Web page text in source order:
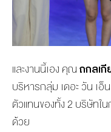
และงานนี้เอง คุณถกลเ
บริหารกลุ่ม เดอะ วัน เอ็
ตัวแทนของทั้ง 2 บริษัทใ
ด้วย